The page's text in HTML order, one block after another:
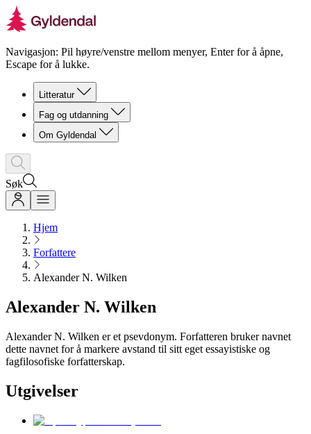
Navigasjon: Pil høyre/venstre mellom menyer, Enter for å åpne,
Escape for å lukke.
Litteratur
Fag og utdanning
Om Gyldendal
Søk
Hjem
Forfattere
Alexander N. Wilken
Alexander N. Wilken
Alexander N. Wilken er et psevdonym. Forfatteren bruker navnet
dette navnet for å markere avstand til sitt eget essayistiske og
fagfilosofiske forfatterskap.
Utgivelser